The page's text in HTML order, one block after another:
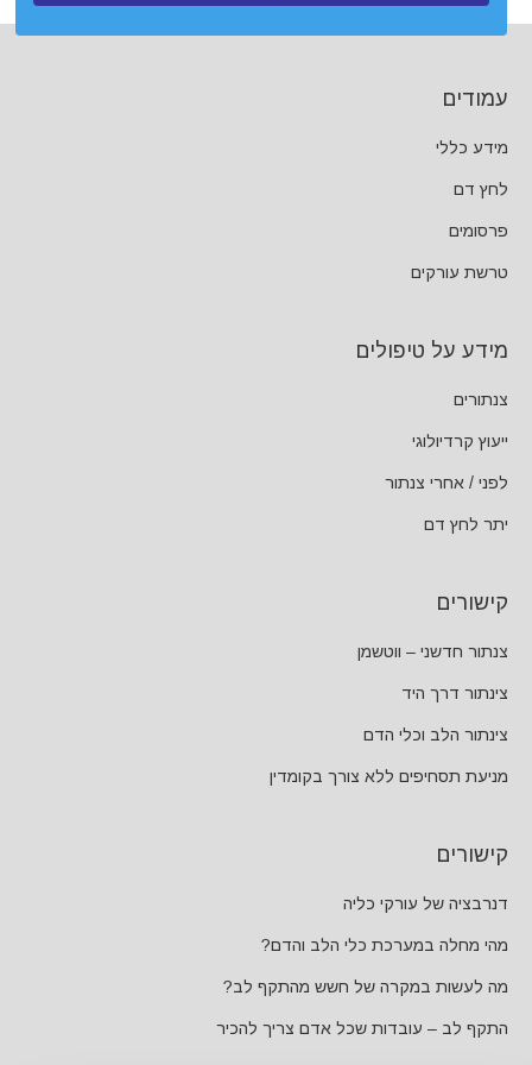
עמודים
מידע כללי
לחץ דם
פרסומים
טרשת עורקים
מידע על טיפולים
צנתורים
ייעוץ קרדיולוגי
לפני / אחרי צנתור
יתר לחץ דם
קישורים
צנתור חדשני – ווטשמן
צינתור דרך היד
צינתור הלב וכלי הדם
מניעת תסחיפים ללא צורך בקומדין
קישורים
דנרבציה של עורקי כליה
מהי מחלה במערכת כלי הלב והדם?
מה לעשות במקרה של חשש מהתקף לב?
התקף לב – עובדות שכל אדם צריך להכיר